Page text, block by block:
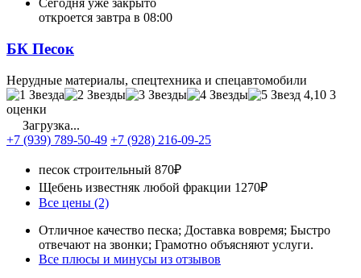
Сегодня уже закрыто
откроется завтра в 08:00
БК Песок
Нерудные материалы, спецтехника и спецавтомобили
4,10 3
оценки
Загрузка...
+7 (939) 789-50-49 +7 (928) 216-09-25
песок строительный 870₽
Щебень известняк любой фракции 1270₽
Все цены (2)
Отличное качество песка; Доставка вовремя; Быстро
отвечают на звонки; Грамотно объясняют услуги.
Все плюсы и минусы из отзывов